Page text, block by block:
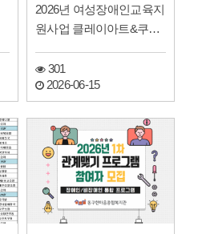
2026년 여성장애인교육지
원사업 클레이아트&쿠키
모…
301
2026-06-15